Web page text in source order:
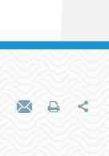
Partager sur Facebook
Envoyer par e-mail
Imprimer